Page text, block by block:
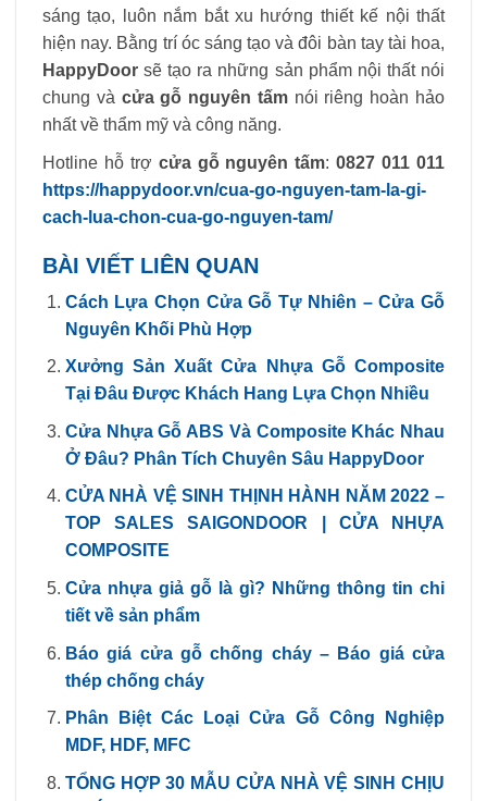
sáng tạo, luôn nắm bắt xu hướng thiết kế nội thất
hiện nay. Bằng trí óc sáng tạo và đôi bàn tay tài hoa,
HappyDoor sẽ tạo ra những sản phẩm nội thất nói
chung và cửa gỗ nguyên tấmnói riêng hoàn hảo
nhất về thẩm mỹ và công năng.
Hotline hỗ trợ cửa gỗ nguyên tấm:0827 011 011
https://happydoor.vn/cua-go-nguyen-tam-la-gi-
cach-lua-chon-cua-go-nguyen-tam/
BÀI VIẾT LIÊN QUAN
Cách Lựa Chọn Cửa Gỗ Tự Nhiên – Cửa Gỗ
Nguyên Khối Phù Hợp
Xưởng Sản Xuất Cửa Nhựa Gỗ Composite
Tại Đâu Được Khách Hang Lựa Chọn Nhiều
Cửa Nhựa Gỗ ABS Và Composite Khác Nhau
Ở Đâu? Phân Tích Chuyên Sâu HappyDoor
CỬA NHÀ VỆ SINH THỊNH HÀNH NĂM 2022 –
TOP SALES SAIGONDOOR | CỬA NHỰA
COMPOSITE
Cửa nhựa giả gỗ là gì? Những thông tin chi
tiết về sản phẩm
Báo giá cửa gỗ chống cháy – Báo giá cửa
thép chống cháy
Phân Biệt Các Loại Cửa Gỗ Công Nghiệp
MDF, HDF, MFC
TỔNG HỢP 30 MẪU CỬA NHÀ VỆ SINH CHỊU